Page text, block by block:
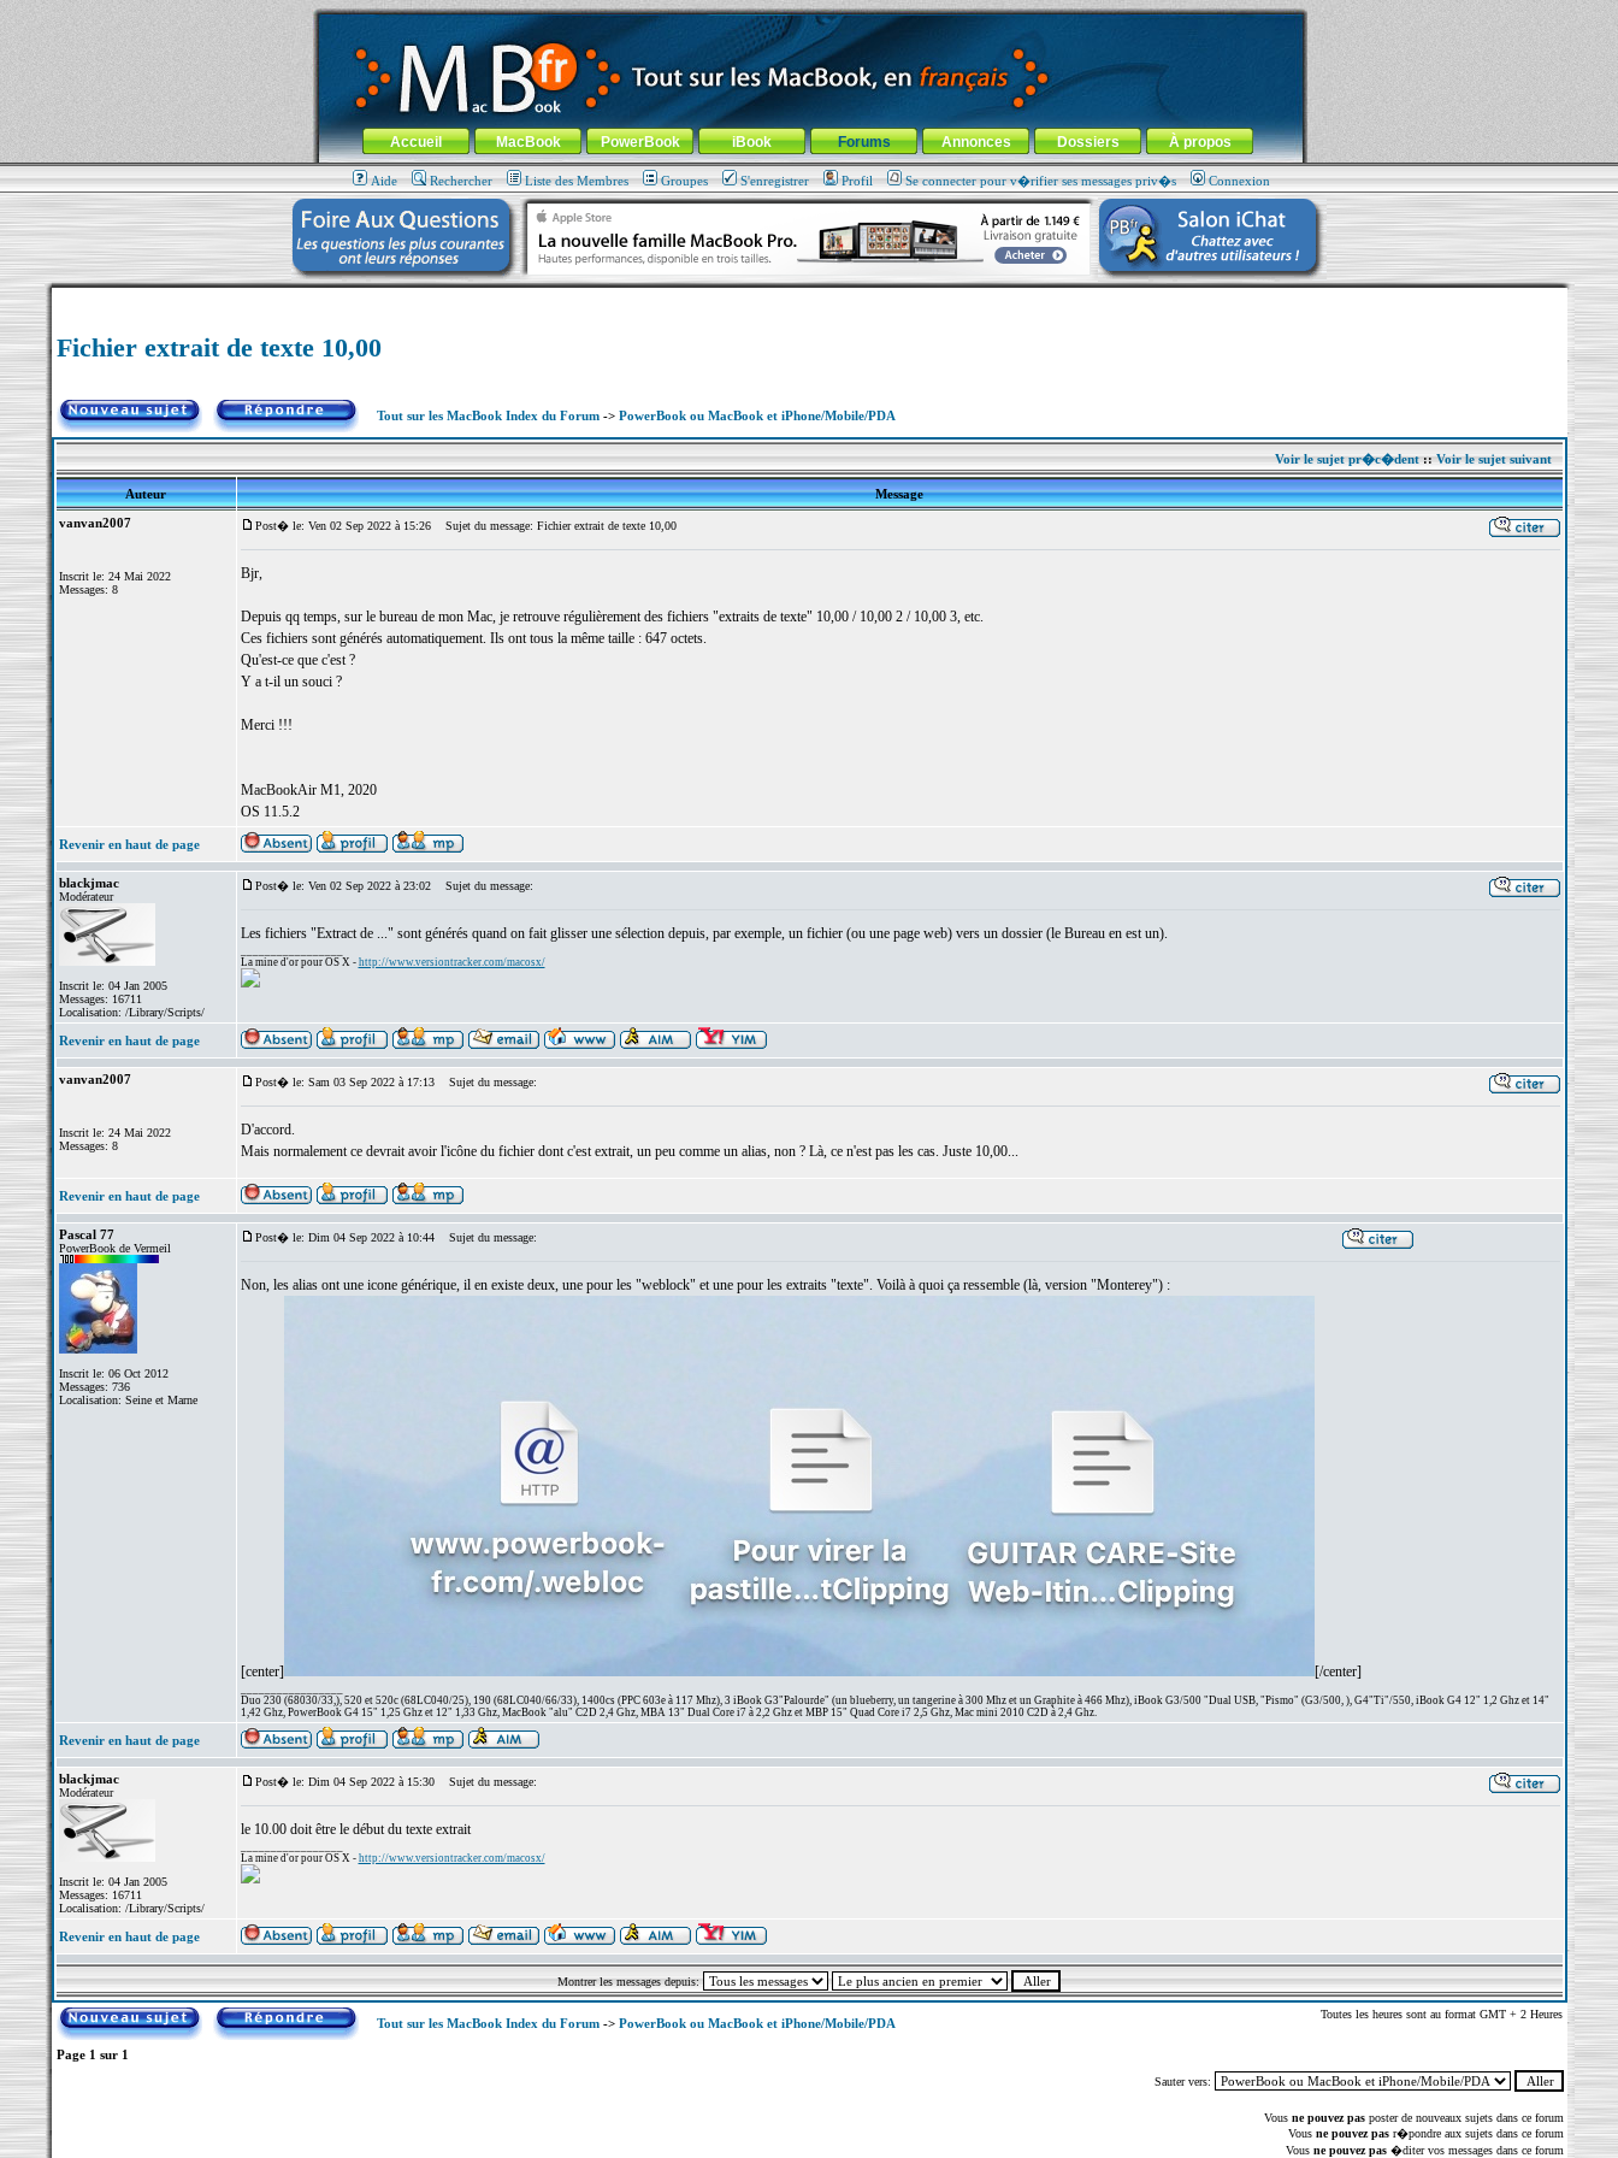
MacBook-fr.com : 100% Apple... 100% nomade !
Aller au contenu-Aller au menu général-Aller au menu de la rubrique
Menu général
Accueil MacBook PowerBook iBook Forums Annonces Dossiers À propos
Aide Rechercher Liste des Membres Groupes S'enregistrer Profil Se connecter pour v�rifier ses messages priv�s Connexion
Fichier extrait de texte 10,00
Tout sur les MacBook Index du Forum-> PowerBook ou MacBook et iPhone/Mobile/PDA
Voir le sujet pr�c�dent::Voir le sujet suivant
Auteur
Message
vanvan2007
Inscrit le: 24 Mai 2022
Messages: 8
Post� le: Ven 02 Sep 2022 à 15:26 Sujet du message: Fichier extrait de texte 10,00
Bjr,
Depuis qq temps, sur le bureau de mon Mac, je retrouve régulièrement des fichiers "extraits de texte" 10,00 / 10,00 2 / 10,00 3, etc.
Ces fichiers sont générés automatiquement. Ils ont tous la même taille : 647 octets.
Qu'est-ce que c'est ?
Y a t-il un souci ?
Merci !!!
MacBookAir M1, 2020
OS 11.5.2
Revenir en haut de page
blackjmac
Modérateur
Inscrit le: 04 Jan 2005
Messages: 16711
Localisation: /Library/Scripts/
Post� le: Ven 02 Sep 2022 à 23:02 Sujet du message:
Les fichiers "Extract de ..." sont générés quand on fait glisser une sélection depuis, par exemple, un fichier (ou une page web) vers un dossier (le Bureau en est un).
La mine d'or pour OS X - http://www.versiontracker.com/macosx/
Revenir en haut de page
vanvan2007
Inscrit le: 24 Mai 2022
Messages: 8
Post� le: Sam 03 Sep 2022 à 17:13 Sujet du message:
D'accord.
Mais normalement ce devrait avoir l'icône du fichier dont c'est extrait, un peu comme un alias, non ? Là, ce n'est pas les cas. Juste 10,00...
Revenir en haut de page
Pascal 77
PowerBook de Vermeil
Inscrit le: 06 Oct 2012
Messages: 736
Localisation: Seine et Marne
Post� le: Dim 04 Sep 2022 à 10:44 Sujet du message:
Non, les alias ont une icone générique, il en existe deux, une pour les "weblock" et une pour les extraits "texte". Voilà à quoi ça ressemble (là, version "Monterey") :
[center] [/center]
Duo 230 (68030/33,), 520 et 520c (68LC040/25), 190 (68LC040/66/33), 1400cs (PPC 603e à 117 Mhz), 3 iBook G3"Palourde" (un blueberry, un tangerine à 300 Mhz et un Graphite à 466 Mhz), iBook G3/500 "Dual USB, "Pismo" (G3/500, ), G4"Ti"/550, iBook G4 12" 1,2 Ghz et 14"
1,42 Ghz, PowerBook G4 15" 1,25 Ghz et 12" 1,33 Ghz, MacBook "alu" C2D 2,4 Ghz, MBA 13" Dual Core i7 à 2,2 Ghz et MBP 15" Quad Core i7 2,5 Ghz, Mac mini 2010 C2D à 2,4 Ghz.
Revenir en haut de page
blackjmac
Modérateur
Inscrit le: 04 Jan 2005
Messages: 16711
Localisation: /Library/Scripts/
Post� le: Dim 04 Sep 2022 à 15:30 Sujet du message:
le 10.00 doit être le début du texte extrait
La mine d'or pour OS X - http://www.versiontracker.com/macosx/
Revenir en haut de page
Montrer les messages depuis:
Tout sur les MacBook Index du Forum-> PowerBook ou MacBook et iPhone/Mobile/PDA
Toutes les heures sont au format GMT + 2 Heures
Page 1 sur 1
Sauter vers:
Vous ne pouvez pasposter de nouveaux sujets dans ce forum
Vous ne pouvez pasr�pondre aux sujets dans ce forum
Vous ne pouvez pas�diter vos messages dans ce forum